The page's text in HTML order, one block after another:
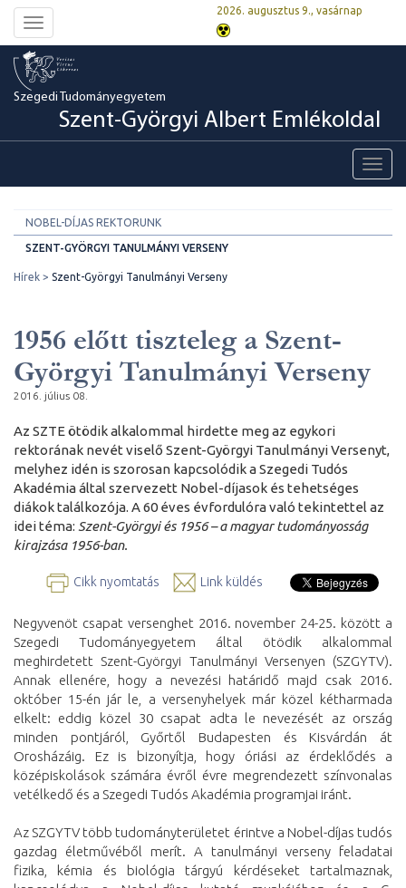
Toggle
navigation
2026. augusztus 9., vasárnap
Szegedi Tudományegyetem
Szent-Györgyi Albert Emlékoldal
NOBEL-DÍJAS REKTORUNK
SZENT-GYÖRGYI TANULMÁNYI VERSENY
Hírek Szent-Györgyi Tanulmányi Verseny
1956 előtt tiszteleg a Szent-
Györgyi Tanulmányi Verseny
2016. július 08.
Az SZTE ötödik alkalommal hirdette meg az egykori
rektorának nevét viselő Szent-Györgyi Tanulmányi Versenyt,
melyhez idén is szorosan kapcsolódik a Szegedi Tudós
Akadémia által szervezett Nobel-díjasok és tehetséges
diákok találkozója. A 60 éves évfordulóra való tekintettel az
idei téma: Szent-Györgyi és 1956 – a magyar tudományosság
kirajzása 1956-ban.
Cikk nyomtatás Link küldés
Negyvenöt csapat versenghet 2016. november 24-25. között a
Szegedi Tudományegyetem által ötödik alkalommal
meghirdetett Szent-Györgyi Tanulmányi Versenyen (SZGYTV).
Annak ellenére, hogy a nevezési határidő majd csak 2016.
október 15-én jár le, a versenyhelyek már közel kétharmada
elkelt: eddig közel 30 csapat adta le nevezését az ország
minden pontjáról, Győrtől Budapesten és Kisvárdán át
Orosházáig. Ez is bizonyítja, hogy óriási az érdeklődés a
középiskolások számára évről évre megrendezett színvonalas
vetélkedő és a Szegedi Tudós Akadémia programjai iránt.
Az SZGYTV több tudományterületet érintve a Nobel-díjas tudós
gazdag életművéből merít. A tanulmányi verseny feladatai
fizika, kémia és biológia tárgyú kérdéseket tartalmaznak,